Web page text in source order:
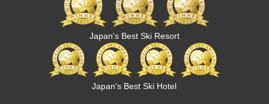
Japan's Best Ski Resort
Japan's Best Ski Hotel